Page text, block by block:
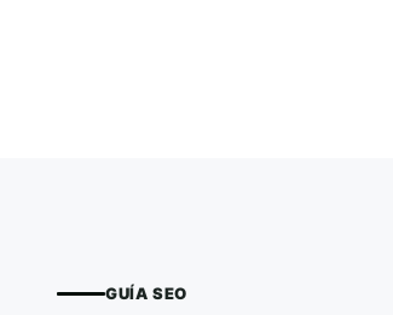
GUÍA SEO